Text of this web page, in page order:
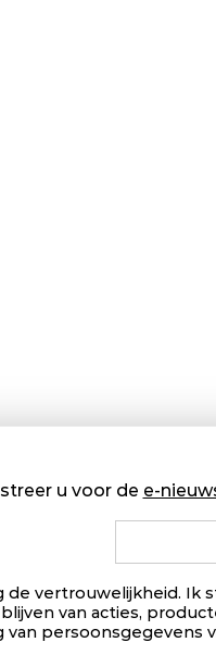
u voor de e-
de vertrouwelijkheid. Ik
van acties,
van persoonsgegevens